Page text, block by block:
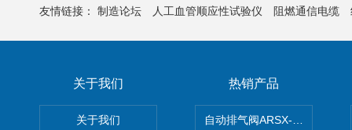
友情链接： 制造论坛 人工血管顺应性试验仪 阻燃通信电缆
关于我们
关于我们
热销产品
自动排气阀ARSX-0015/